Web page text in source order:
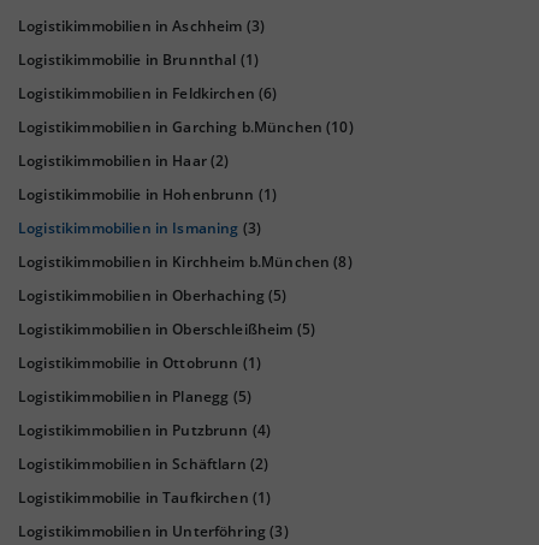
Euro pro Kopf
Kaufkraftindex
KAUFKRAFT - EURO PRO KOPF
31.122 €
24.186 €
22.651 €
Logistikimmobilien in Aschheim (3)
Logistikimmobilie in Brunnthal (1)
Logistikimmobilien in Feldkirchen (6)
Logistikimmobilien in Garching b.München (10)
Logistikimmobilien in Haar(2)
Logistikimmobilie in Hohenbrunn (1)
Logistikimmobilien in Ismaning (3)
Logistikimmobilien in Kirchheim b.München (8)
Logistikimmobilien in Oberhaching(5)
Logistikimmobilien in Oberschleißheim (5)
Logistikimmobilie in Ottobrunn (1)
Logistikimmobilien in Planegg (5)
Logistikimmobilien in Putzbrunn (4)
Logistikimmobilien in Schäftlarn (2)
Logistikimmobilie in Taufkirchen (1)
Logistikimmobilien in Unterföhring(3)